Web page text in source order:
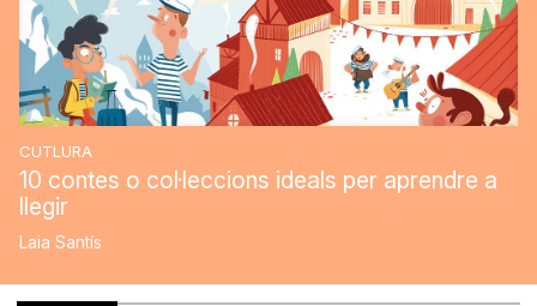
CUTLURA
10 contes o col·leccions ideals per aprendre a
llegir
Laia Santís